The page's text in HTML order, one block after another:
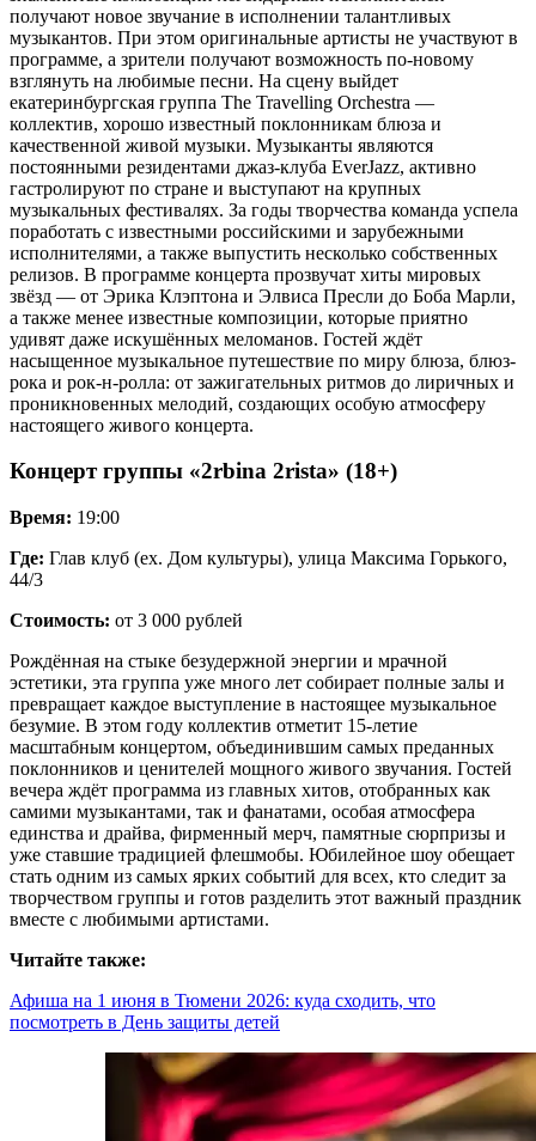
получают новое звучание в исполнении талантливых
музыкантов. При этом оригинальные артисты не участвуют в
программе, а зрители получают возможность по-новому
взглянуть на любимые песни. На сцену выйдет
екатеринбургская группа The Travelling Orchestra —
коллектив, хорошо известный поклонникам блюза и
качественной живой музыки. Музыканты являются
постоянными резидентами джаз-клуба EverJazz, активно
гастролируют по стране и выступают на крупных
музыкальных фестивалях. За годы творчества команда успела
поработать с известными российскими и зарубежными
исполнителями, а также выпустить несколько собственных
релизов. В программе концерта прозвучат хиты мировых
звёзд — от Эрика Клэптона и Элвиса Пресли до Боба Марли,
а также менее известные композиции, которые приятно
удивят даже искушённых меломанов. Гостей ждёт
насыщенное музыкальное путешествие по миру блюза, блюз-
рока и рок-н-ролла: от зажигательных ритмов до лиричных и
проникновенных мелодий, создающих особую атмосферу
настоящего живого концерта.
Концерт группы «2rbina 2rista» (18+)
Время: 19:00
Где: Глав клуб (ex. Дом культуры), улица Максима Горького,
44/3
Стоимость: от 3 000 рублей
Рождённая на стыке безудержной энергии и мрачной
эстетики, эта группа уже много лет собирает полные залы и
превращает каждое выступление в настоящее музыкальное
безумие. В этом году коллектив отметит 15-летие
масштабным концертом, объединившим самых преданных
поклонников и ценителей мощного живого звучания. Гостей
вечера ждёт программа из главных хитов, отобранных как
самими музыкантами, так и фанатами, особая атмосфера
единства и драйва, фирменный мерч, памятные сюрпризы и
уже ставшие традицией флешмобы. Юбилейное шоу обещает
стать одним из самых ярких событий для всех, кто следит за
творчеством группы и готов разделить этот важный праздник
вместе с любимыми артистами.
Читайте также:
Афиша на 1 июня в Тюмени 2026: куда сходить, что
посмотреть в День защиты детей